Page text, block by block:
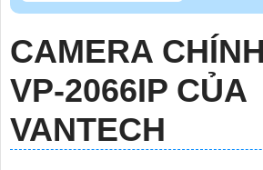
CAMERA
VP-2066IP CỦA
VANTECH